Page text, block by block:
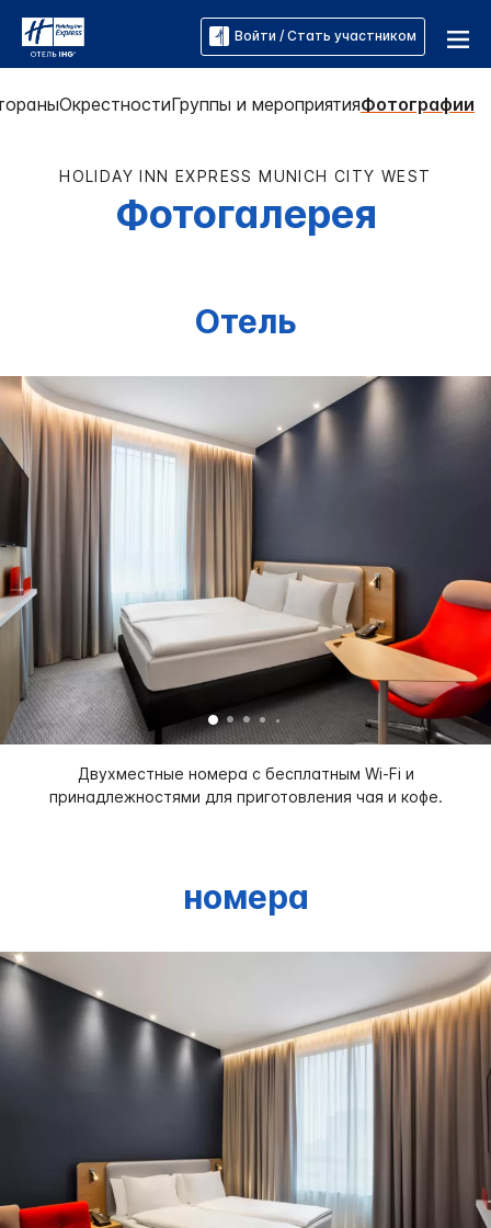
Войти / Стать участником
ОкрестностиГруппы и мероприятияФотографии
HOLIDAY INN EXPRESS MUNICH CITY WEST
Фотогалерея
Отель
Двухместные номера с бесплатным Wi-Fi и
принадлежностями для приготовления чая и кофе.
номера